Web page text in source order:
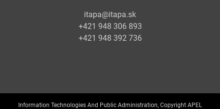
itapa@itapa.sk
+421 948 306 893
+421 948 392 736
Information Technologies And Public Administration, Copyright APEL